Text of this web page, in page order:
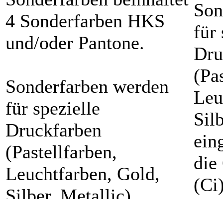
4 Sonderfarben HKS
und/oder Pantone.
Sonderfarben werden
für spezielle
Druckfarben
(Pastellfarben,
Leuchtfarben, Gold,
für
die